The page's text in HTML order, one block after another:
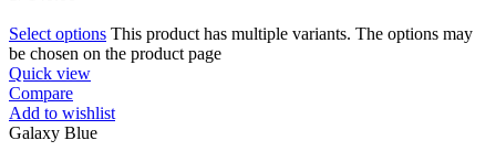
Select options This product has multiple variants. The options may
be chosen on the product page
Quick view
Compare
Add to wishlist
Galaxy Blue